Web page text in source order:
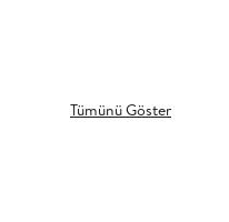
Tümünü Göster